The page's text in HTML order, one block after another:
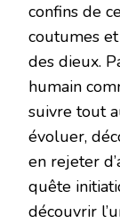
confins de
coutumes
des dieux.
humain
suivre tout
évoluer,
en rejeter
quête
découvrir